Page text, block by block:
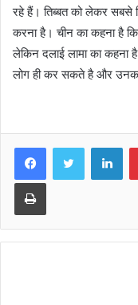
रहे हैं। तिब्बत को लेकर सबसे
करना है। चीन का कहना है
लेकिन दलाई लामा का कहना
लोग ही कर सकते है और उनका
FacebookTwitter
Print